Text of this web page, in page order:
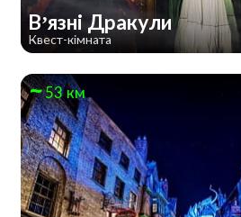
В’язні Дракули
Квест-кімната
53 км